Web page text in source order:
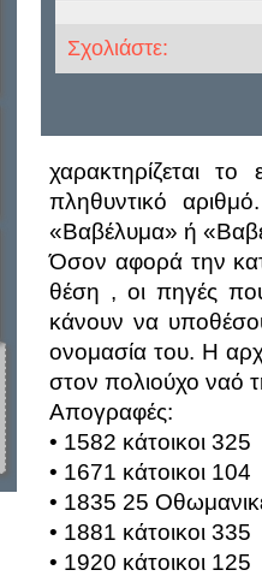
Σχολιάστε:
χαρακτηρίζεται
πληθυντικό
«Βαβέλυμα» ή
Όσον αφορά την
θέση , οι πηγές
κάνουν να
ονομασία του. Η
στον πολιούχο ναό
Απογραφές:
• 1582 κάτοικοι 325
• 1671 κάτοικοι 104
• 1835 25
• 1881 κάτοικοι 335
• 1920 κάτοικοι 125